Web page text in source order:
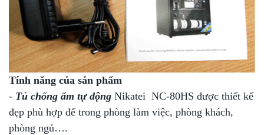
Tính năng của sản phẩm
- Tủ chống ẩm tự động Nikatei NC-80HS được thiết kế
đẹp phù hợp để trong phòng làm việc, phòng khách,
phòng ngủ….